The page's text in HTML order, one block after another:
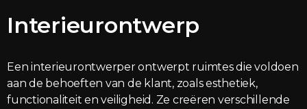
Interieurontwerp
Een interieurontwerper ontwerpt ruimtes die voldoen
aan de behoeften van de klant, zoals esthetiek,
functionaliteit en veiligheid. Ze creëren verschillende